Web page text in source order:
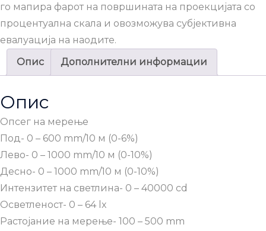
го мапира фарот на површината на проекцијата со
процентуална скала и овозможува субјективна
евалуација на наодите.
Опис
Дополнителни информации
Опис
Опсег на мерење
Под- 0 – 600 mm/10 м (0-6%)
Лево- 0 – 1000 mm/10 м (0-10%)
Десно- 0 – 1000 mm/10 м (0-10%)
Интензитет на светлина- 0 – 40000 cd
Осветленост- 0 – 64 lx
Растојание на мерење- 100 – 500 mm